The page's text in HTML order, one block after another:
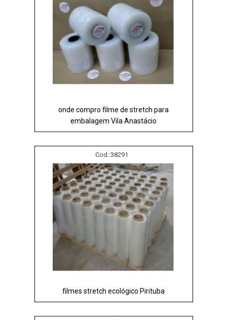
onde compro filme de stretch para
embalagem Vila Anastácio
Cod.:38291
filmes stretch ecológico Pirituba